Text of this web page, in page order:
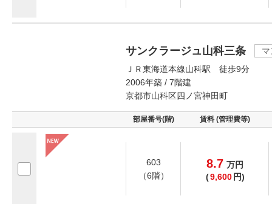
サンクラージュ山科三条
ＪＲ東海道本線山科駅 徒歩9分
2006年築 / 7階建
京都市山科区四ノ宮神田町
部屋番号(階) 賃料 (管理費等)
603
（6階）
8.7 万円
(9,600 円)